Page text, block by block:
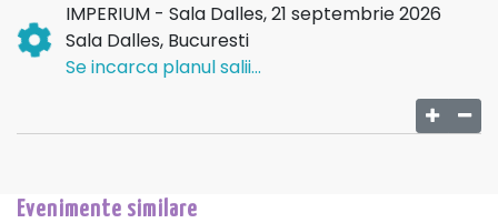
IMPERIUM - Sala Dalles, 21 septembrie 2026
Sala Dalles, Bucuresti
Se incarca planul salii...
Evenimente similare